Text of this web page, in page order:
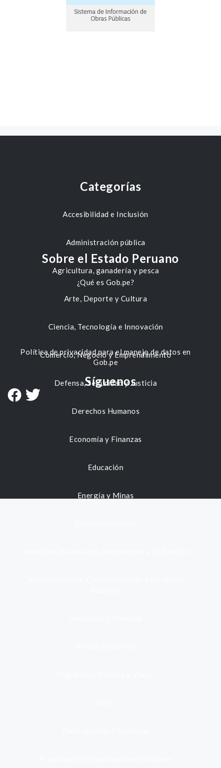
Categorías
Accesibilidad e Inclusión
Administración pública
Agricultura, ganadería y pesca
Arte, Deporte y Cultura
Ciencia, Tecnología e Innovación
Comercio, Negocio y Emprendimiento
Defensa, Seguridad y Justicia
Derechos Humanos
Economía y Finanzas
Educación
Energía y Minas
Sobre el Estado Peruano
¿Qué es Gob.pe?
Política de privacidad para el manejo de datos en
Gob.pe
Síguenos